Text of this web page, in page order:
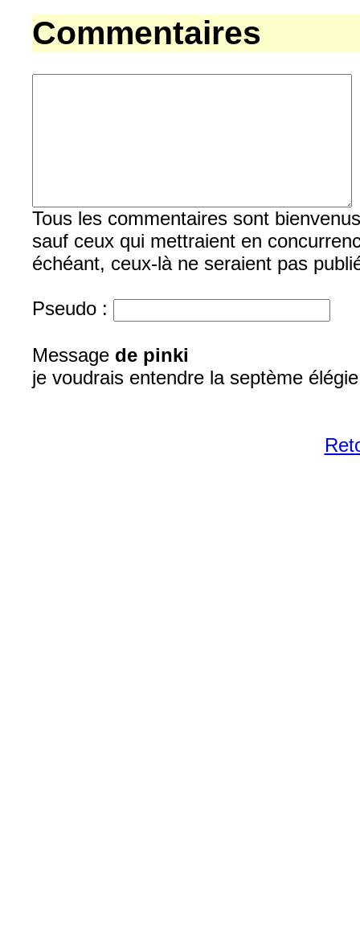
Commentaires
Tous les commentaires sont
sauf ceux qui mettraient en
échéant, ceux-là ne seraient pas
Pseudo :
Message de pinki
je voudrais entendre la septème